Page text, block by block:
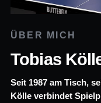
ÜBER MICH
Tobias
Seit 1987 am Tisch,
Kölle verbindet